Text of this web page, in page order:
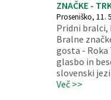
ZNAČKE -
Proseniško, 11.
Pridni bralci,
Bralne
gosta - Roka
glasbo in
slovenski
Več >>